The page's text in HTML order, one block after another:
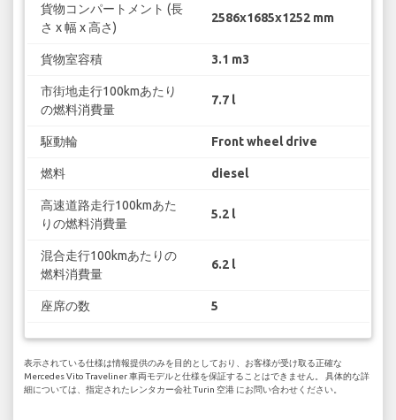
貨物コンパートメント (長
さ x 幅 x 高さ)
2586x1685x1252 mm
貨物室容積 3.1 m3
市街地走行100kmあたり
の燃料消費量
7.7 l
駆動輪 Front wheel drive
燃料 diesel
高速道路走行100kmあた
りの燃料消費量
5.2 l
混合走行100kmあたりの
燃料消費量
6.2 l
座席の数 5
表示されている仕様は情報提供のみを目的としており、お客様が受け取る正確な
Mercedes Vito Traveliner 車両モデルと仕様を保証することはできません。 具体的な詳
細については、指定されたレンタカー会社 Turin 空港 にお問い合わせください。